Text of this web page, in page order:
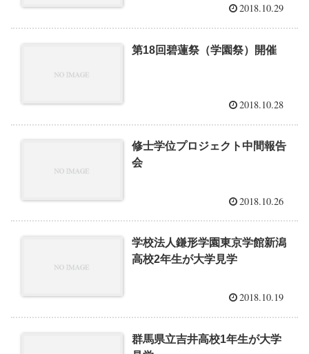
2018.10.29
第18回碧蓮祭（学園祭）開催
2018.10.28
修士学位プロジェクト中間報告
会
2018.10.26
学校法人鎌形学園東京学館新潟
高校2年生が大学見学
2018.10.19
群馬県立吉井高校1年生が大学